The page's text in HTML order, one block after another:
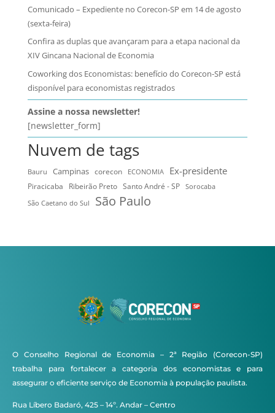
Comunicado – Expediente no Corecon-SP em 14 de agosto
(sexta-feira)
Confira as duplas que avançaram para a etapa nacional da
XIV Gincana Nacional de Economia
Coworking dos Economistas: benefício do Corecon-SP está
disponível para economistas registrados
Assine a nossa newsletter!
[newsletter_form]
Nuvem de tags
Bauru Campinas corecon ECONOMIA Ex-presidente
Piracicaba Ribeirão Preto Santo André - SP
Sorocaba
São Caetano do Sul
São Paulo
O Conselho Regional de Economia – 2ª Região (Corecon-SP)
trabalha para fortalecer a categoria dos economistas e para
assegurar o eficiente serviço de Economia à população paulista.
Rua Líbero Badaró, 425 – 14º. Andar – Centro